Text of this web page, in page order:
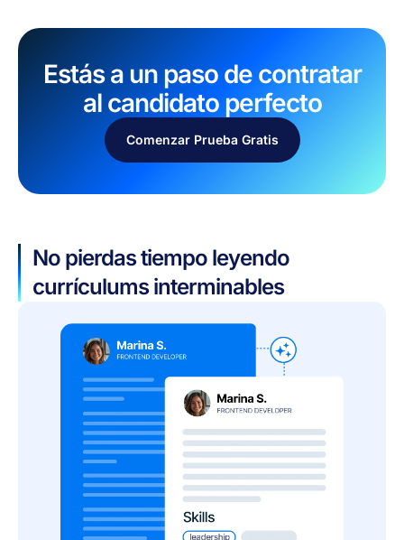
Estás a un paso de contratar
al candidato perfecto
Comenzar Prueba Gratis
No pierdas tiempo leyendo
currículums interminables